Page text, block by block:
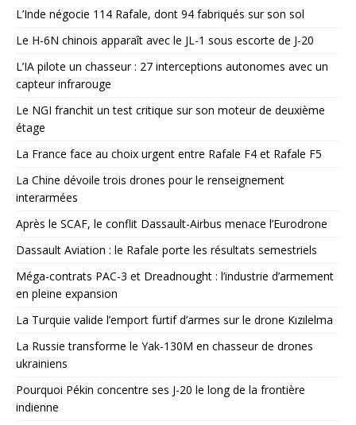
L’Inde négocie 114 Rafale, dont 94 fabriqués sur son sol
Le H-6N chinois apparaît avec le JL-1 sous escorte de J-20
L’IA pilote un chasseur : 27 interceptions autonomes avec un
capteur infrarouge
Le NGI franchit un test critique sur son moteur de deuxième
étage
La France face au choix urgent entre Rafale F4 et Rafale F5
La Chine dévoile trois drones pour le renseignement
interarmées
Après le SCAF, le conflit Dassault-Airbus menace l’Eurodrone
Dassault Aviation : le Rafale porte les résultats semestriels
Méga-contrats PAC-3 et Dreadnought : l’industrie d’armement
en pleine expansion
La Turquie valide l’emport furtif d’armes sur le drone Kızılelma
La Russie transforme le Yak-130M en chasseur de drones
ukrainiens
Pourquoi Pékin concentre ses J-20 le long de la frontière
indienne